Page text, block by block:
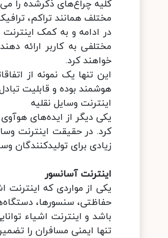
کلیه چراغ‌های ذکرشده را
مختلف همانند تراکم،
در ادامه و به کمک اینترنت
مختلفی به کاربر ارائه
خواهند کرد.
این تنها یک نمونه از
هوشمند بوده و قابلیت
اینترنت وسایل نقلیه
کرد. در حقیقت اینترنت
زیادی برای
اینترنت آسانسور
یکی از مواردی که
حفاظتی، سنسورها،
باشد و اینترنت اشیاء
تنها ایمنی مسافران را